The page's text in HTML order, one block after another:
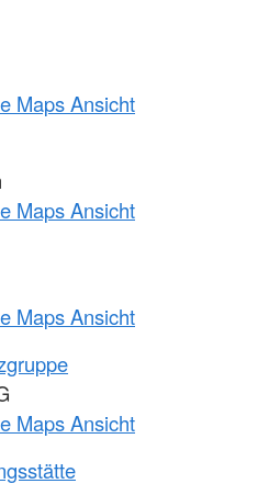
Maps Ansicht
Maps Ansicht
Maps Ansicht
Maps Ansicht